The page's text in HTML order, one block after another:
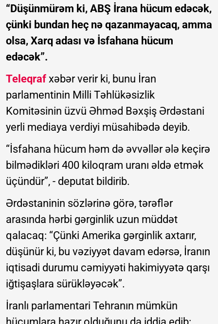
“Düşünmürəm ki, ABŞ İrana hücum edəcək,
çünki bundan heç nə qazanmayacaq, amma
olsa, Xarq adası və İsfahana hücum
edəcək”.
Teleqraf xəbər verir ki, bunu İran
parlamentinin Milli Təhlükəsizlik
Komitəsinin üzvü Əhməd Bəxşiş Ərdəstani
yerli mediaya verdiyi müsahibədə deyib.
“İsfahana hücum həm də əvvəllər ələ keçirə
bilmədikləri 400 kiloqram uranı əldə etmək
üçündür”, - deputat bildirib.
Ərdəstaninin sözlərinə görə, tərəflər
arasında hərbi gərginlik uzun müddət
qalacaq: “Çünki Amerika gərginlik axtarır,
düşünür ki, bu vəziyyət davam edərsə, İranın
iqtisadi durumu cəmiyyəti hakimiyyətə qarşı
iğtişaşlara sürükləyəcək”.
İranlı parlamentari Tehranın mümkün
hücumlara hazır olduğunu da iddia edib: